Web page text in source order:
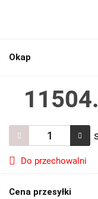
Okap
Do przechowalni
Cena przesyłki